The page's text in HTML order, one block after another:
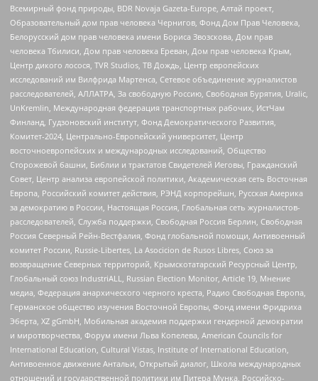
Всемирный фонд природы, BDR Novaja Gazeta-Europe, Алтай проект,
Образовательный дом прав человека Чернигов, Фонд Дом Прав Человека,
Белорусский дом прав человека имени Бориса Звозскова, Дом прав
человека Тбилиси, Дом прав человека Ереван, Дом прав человека Крым,
Центр дикого лосося, TVR Studios, ТВ Дождь, Центр европейских
исследований им Вилфрида Мартенса, Сетевое объединение журналистов
расследователей, АЛЛАТРА, За свободную Россию, Свободная Бурятия, Uralic,
UnKremlin, Международная федерация транспортных рабочих, ИстЧам
Финланд, Гудзоновский институт, Фонд Демократического Развития,
Комитет-2024, Центрально-Европейский университет, Центр
восточноевропейских и международных исследований, Общество
Сторожевой башни, Библии и трактатов Свидетелей Иеговы, Гражданский
Совет, Центр анализа европейской политики, Академическая сеть Восточная
Европа, Российский комитет действия, РЭНД корпорейшн, Русская Америка
за демократию в России, Настоящая Россия, Глобальная сеть журналистов-
расследователей, Служба поддержки, Свободная Россия Берлин, Свободная
Россия Северный Рейн-Вестфалия, Фонд глобальной помощи, Антивоенный
комитет России, Russie-Libertes, La Asocicion de Rusos Libres, Союз за
возвращение Северных территорий, Крымскотатарский Ресурсный Центр,
Глобальный союз IndustriALL, Russian Election Monitor, Article 19, Мнение
медиа, Федерация анархического черного креста, Радио Свободная Европа,
Германское общество изучения Восточной Европы, Фонд имени Фридриха
Эберта, XZ gGmbH, Мобильная академия поддержки гендерной демократии
и миротворчества, Форум имени Льва Копелева, American Councils for
International Education, Cultural Vistas, Institute of International Education,
Антивоенное движение Антальи, Открытый диалог, Школа международных
отношений и государственной политики им Питера Мунка, Российско-